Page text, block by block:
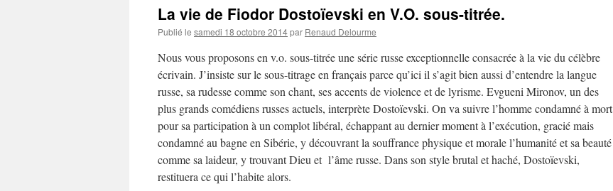
La vie de Fiodor Dostoïevski en V.O. sous-titrée.
Publié le samedi 18 octobre 2014par Renaud Delourme
Nous vous proposons en v.o. sous-titrée une série russe exceptionnelle consacrée à la vie du célèbre
écrivain. J’insiste sur le sous-titrage en français parce qu’ici il s’agit bien aussi d’entendre la langue
russe, sa rudesse comme son chant, ses accents de violence et de lyrisme. Evgueni Mironov, un des
plus grands comédiens russes actuels, interprète Dostoïevski. On va suivre l’homme condamné à mort
pour sa participation à un complot libéral, échappant au dernier moment à l’exécution, gracié mais
condamné au bagne en Sibérie, y découvrant la souffrance physique et morale l’humanité et sa beauté
comme sa laideur, y trouvant Dieu et l’âme russe. Dans son style brutal et haché, Dostoïevski,
restituera ce qui l’habite alors.